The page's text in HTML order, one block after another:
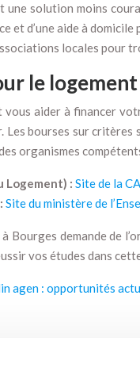
solution moins
et d’une aide à
locales pour
le
aider à financer
bourses sur
organismes
Logement) : Site de la
Site du ministère de
Bourges demande de
vos études dans
agen : opportunités